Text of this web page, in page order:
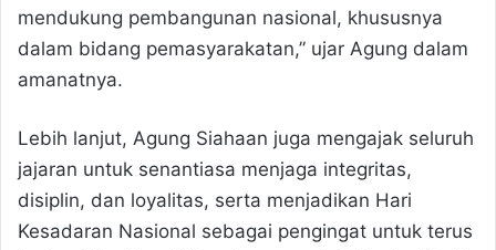
mendukung pembangunan nasional, khususnya
dalam bidang pemasyarakatan,” ujar Agung dalam
amanatnya.
Lebih lanjut, Agung Siahaan juga mengajak seluruh
jajaran untuk senantiasa menjaga integritas,
disiplin, dan loyalitas, serta menjadikan Hari
Kesadaran Nasional sebagai pengingat untuk terus